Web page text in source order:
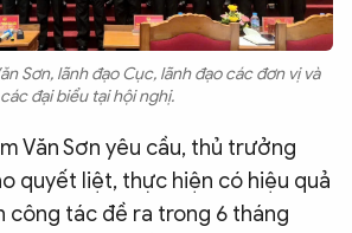
Sơn, lãnh đạo Cục, lãnh đạo các đơn vị và
các đại biểu tại hội nghị.
Văn Sơn yêu cầu, thủ trưởng
quyết liệt, thực hiện có hiệu quả
công tác đề ra trong 6 tháng